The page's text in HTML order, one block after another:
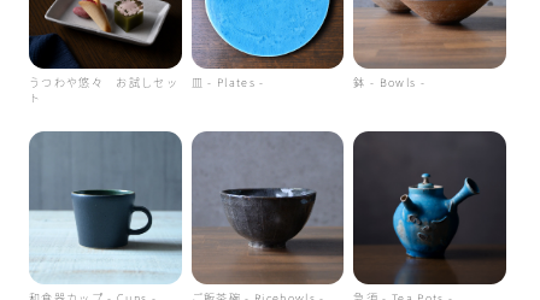
うつわや悠々 お試しセッ
ト
皿 - Plates - 鉢 - Bowls -